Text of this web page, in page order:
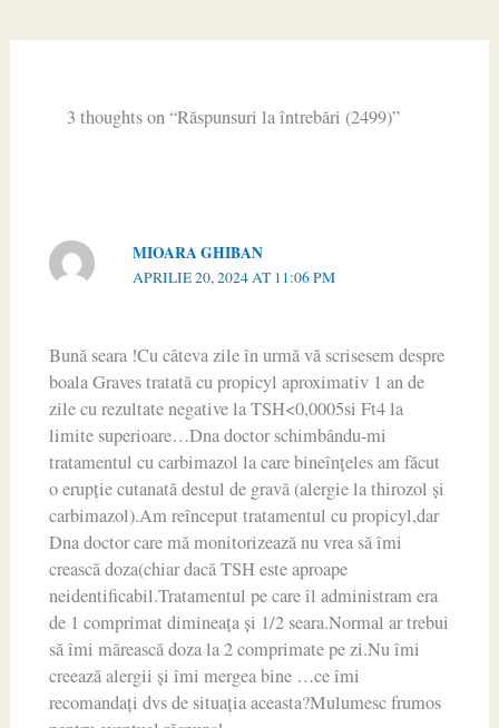
3 thoughts on “Răspunsuri la întrebări (2499)”
MIOARA GHIBAN
APRILIE 20, 2024 AT 11:06 PM
Bună seara !Cu câteva zile în urmă vă scrisesem despre
boala Graves tratată cu propicyl aproximativ 1 an de
zile cu rezultate negative la TSH<0,0005si Ft4 la
limite superioare…Dna doctor schimbându-mi
tratamentul cu carbimazol la care bineînțeles am făcut
o erupție cutanată destul de gravă (alergie la thirozol și
carbimazol).Am reînceput tratamentul cu propicyl,dar
Dna doctor care mă monitorizează nu vrea să îmi
crească doza(chiar dacă TSH este aproape
neidentificabil.Tratamentul pe care îl administram era
de 1 comprimat dimineața și 1/2 seara.Normal ar trebui
să îmi mărească doza la 2 comprimate pe zi.Nu îmi
creează alergii și îmi mergea bine …ce îmi
recomandați dvs de situația aceasta?Mulumesc frumos